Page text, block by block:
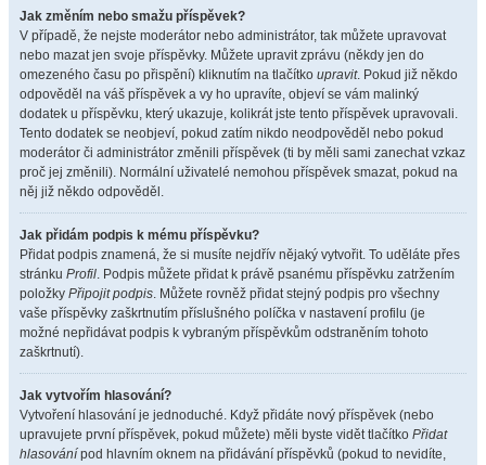
Jak změním nebo smažu příspěvek?
V případě, že nejste moderátor nebo administrátor, tak můžete upravovat
nebo mazat jen svoje příspěvky. Můžete upravit zprávu (někdy jen do
omezeného času po přispění) kliknutím na tlačítko upravit. Pokud již někdo
odpověděl na váš příspěvek a vy ho upravíte, objeví se vám malinký
dodatek u příspěvku, který ukazuje, kolikrát jste tento příspěvek upravovali.
Tento dodatek se neobjeví, pokud zatím nikdo neodpověděl nebo pokud
moderátor či administrátor změnili příspěvek (ti by měli sami zanechat vzkaz
proč jej změnili). Normální uživatelé nemohou příspěvek smazat, pokud na
něj již někdo odpověděl.
Jak přidám podpis k mému příspěvku?
Přidat podpis znamená, že si musíte nejdřív nějaký vytvořit. To uděláte přes
stránku Profil. Podpis můžete přidat k právě psanému příspěvku zatržením
položky Připojit podpis. Můžete rovněž přidat stejný podpis pro všechny
vaše příspěvky zaškrtnutím příslušného políčka v nastavení profilu (je
možné nepřidávat podpis k vybraným příspěvkům odstraněním tohoto
zaškrtnutí).
Jak vytvořím hlasování?
Vytvoření hlasování je jednoduché. Když přidáte nový příspěvek (nebo
upravujete první příspěvek, pokud můžete) měli byste vidět tlačítko Přidat
hlasování pod hlavním oknem na přidávání příspěvků (pokud to nevidíte,